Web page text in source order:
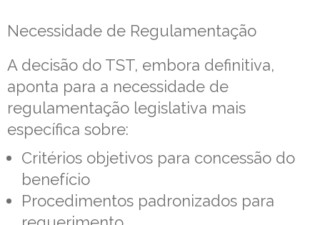
Necessidade de Regulamentação
A decisão do TST, embora definitiva,
aponta para a necessidade de
regulamentação legislativa mais
específica sobre:
Critérios objetivos para concessão do
benefício
Procedimentos padronizados para